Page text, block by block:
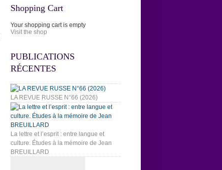
Shopping Cart
Your shopping cart is empty
Visit the shop
PUBLICATIONS
RÉCENTES
LA REVUE RUSSE N°66 (2026)
La lettre et l’esprit : entre langue et
culture. Études à la mémoire de Jean
BREUILLARD